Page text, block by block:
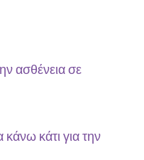
ασθένεια σε
κάτι για την